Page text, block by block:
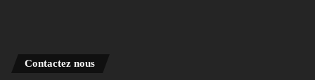
Contactez nous